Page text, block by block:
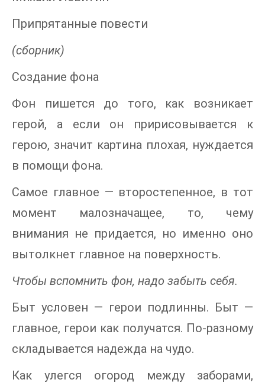
Припрятанные повести
(сборник)
Создание фона
Фон пишется до того, как возникает
герой, а если он пририсовывается к
герою, значит картина плохая, нуждается
в помощи фона.
Самое главное — второстепенное, в тот
момент малозначащее, то, чему
внимания не придается, но именно оно
вытолкнет главное на поверхность.
Чтобы вспомнить фон, надо забыть себя.
Быт условен — герои подлинны. Быт —
главное, герои как получатся. По-разному
складывается надежда на чудо.
Как улегся огород между заборами,